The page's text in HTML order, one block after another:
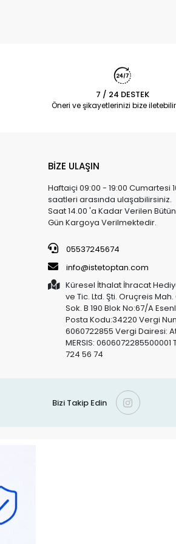
7 / 24 DESTEK
Öneri ve şikayetlerinizi bize
BİZE ULAŞIN
Haftaiçi 09:00 - 19:00 Cumartesi
saatleri arasında ulaşabilirsiniz.
Saat 14.00 'a Kadar Verilen
Gün Kargoya Verilmektedir.
05537245674
info@istetoptan.com
Küresel İthalat İhracat
ve Tic. Ltd. Şti. Oruçreis Mah.
Sok. B 190 Blok No:67/A
Posta Kodu:34220 Vergi
6060722855 Vergi Dairesi:
MERSIS: 0606072285500001
724 56 74
Bizi Takip Edin